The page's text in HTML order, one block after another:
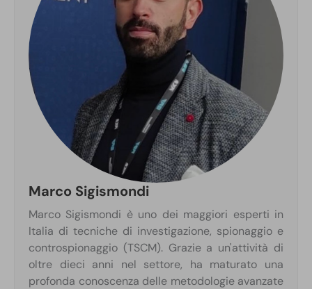
Marco Sigismondi
Marco Sigismondi è uno dei maggiori esperti in
Italia di tecniche di investigazione, spionaggio e
controspionaggio (TSCM). Grazie a un'attività di
oltre dieci anni nel settore, ha maturato una
profonda conoscenza delle metodologie avanzate